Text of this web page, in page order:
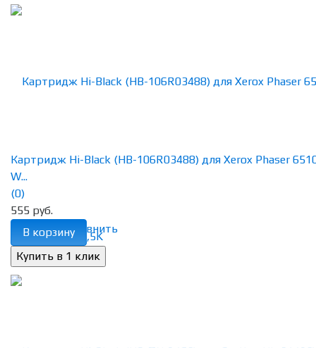
избранное сравнить
Картридж Hi-Black (HB-106R03488) для Xerox Phaser
W...
(0)
555 руб.
В корзину